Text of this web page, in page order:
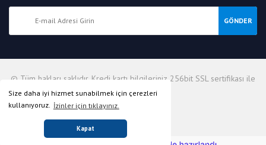
Size daha iyi hizmet sunabilmek için çerezleri
kullanıyoruz. İzinler için tıklayınız.
Kapat
GÖNDER
© Tüm hakları saklıdır. Kredi kartı bilgileriniz 256bit SSL sertifikası ile
korunmaktadır.